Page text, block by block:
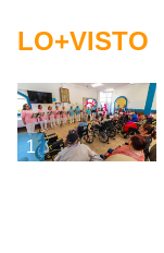
LO+VISTO
1